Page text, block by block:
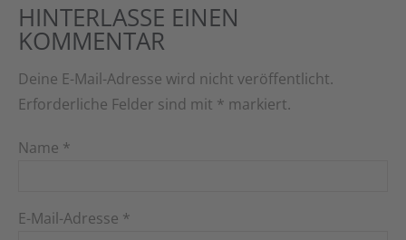
HINTERLASSE EINEN
KOMMENTAR
Deine E-Mail-Adresse wird nicht veröffentlicht.
Erforderliche Felder sind mit * markiert.
Name *
E-Mail-Adresse *